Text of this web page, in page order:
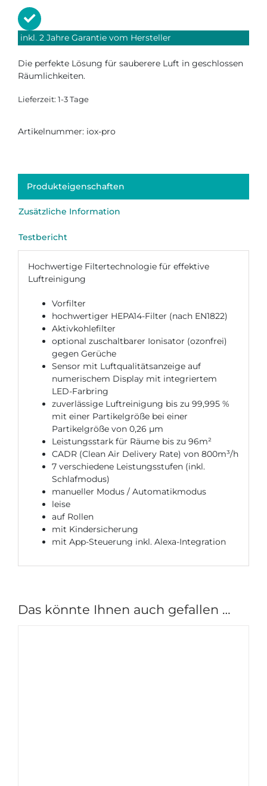
inkl. 2 Jahre Garantie vom Hersteller
Die perfekte Lösung für sauberere Luft in geschlossen
Räumlichkeiten.
Lieferzeit: 1-3 Tage
Artikelnummer: iox-pro
Produkteigenschaften
Zusätzliche Information
Testbericht
Hochwertige Filtertechnologie für effektive
Luftreinigung
Vorfilter
hochwertiger HEPA14-Filter (nach EN1822)
Aktivkohlefilter
optional zuschaltbarer Ionisator (ozonfrei)
gegen Gerüche
Sensor mit Luftqualitätsanzeige auf
numerischem Display mit integriertem
LED-Farbring
zuverlässige Luftreinigung bis zu 99,995 %
mit einer Partikelgröße bei einer
Partikelgröße von 0,26 µm
Leistungsstark für Räume bis zu 96m²
CADR (Clean Air Delivery Rate) von 800m³/h
7 verschiedene Leistungsstufen (inkl.
Schlafmodus)
manueller Modus / Automatikmodus
leise
auf Rollen
mit Kindersicherung
mit App-Steuerung inkl. Alexa-Integration
Das könnte Ihnen auch gefallen …